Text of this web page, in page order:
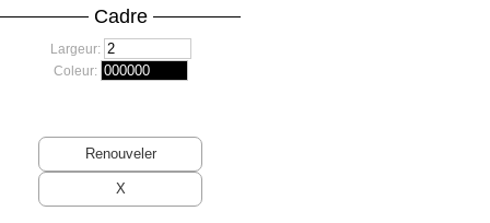
Cadre
Largeur:
Coleur: